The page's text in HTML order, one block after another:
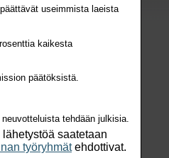
useimmista laeista
kaikesta
päätöksistä.
tehdään julkisia.
saatetaan
työryhmätehdottivat.